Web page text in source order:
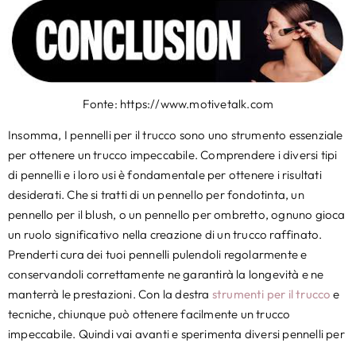
Fonte: https://www.motivetalk.com
Insomma, I pennelli per il trucco sono uno strumento essenziale
per ottenere un trucco impeccabile. Comprendere i diversi tipi
di pennelli e i loro usi è fondamentale per ottenere i risultati
desiderati. Che si tratti di un pennello per fondotinta, un
pennello per il blush, o un pennello per ombretto, ognuno gioca
un ruolo significativo nella creazione di un trucco raffinato.
Prenderti cura dei tuoi pennelli pulendoli regolarmente e
conservandoli correttamente ne garantirà la longevità e ne
manterrà le prestazioni. Con la destra strumenti per il trucco e
tecniche, chiunque può ottenere facilmente un trucco
impeccabile. Quindi vai avanti e sperimenta diversi pennelli per